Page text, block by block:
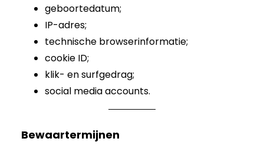
geboortedatum;
IP-adres;
technische browserinformatie;
cookie ID;
klik- en surfgedrag;
social media accounts.
Bewaartermijnen